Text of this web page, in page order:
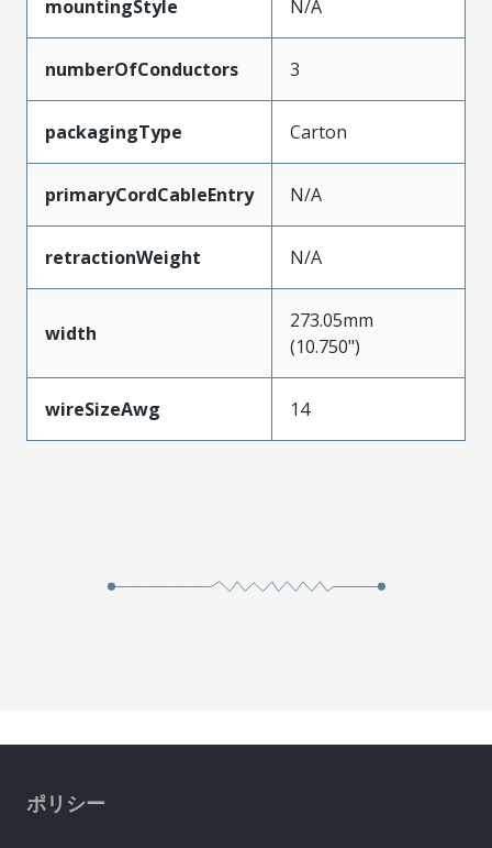
mountingStyle N/A
numberOfConductors 3
packagingType Carton
primaryCordCableEntry N/A
retractionWeight N/A
width
273.05mm
(10.750")
wireSizeAwg 14
ポリシー